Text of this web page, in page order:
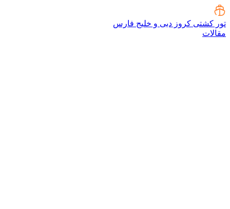
تور کشتی کروز دبی و خلیج فارس
مقالات